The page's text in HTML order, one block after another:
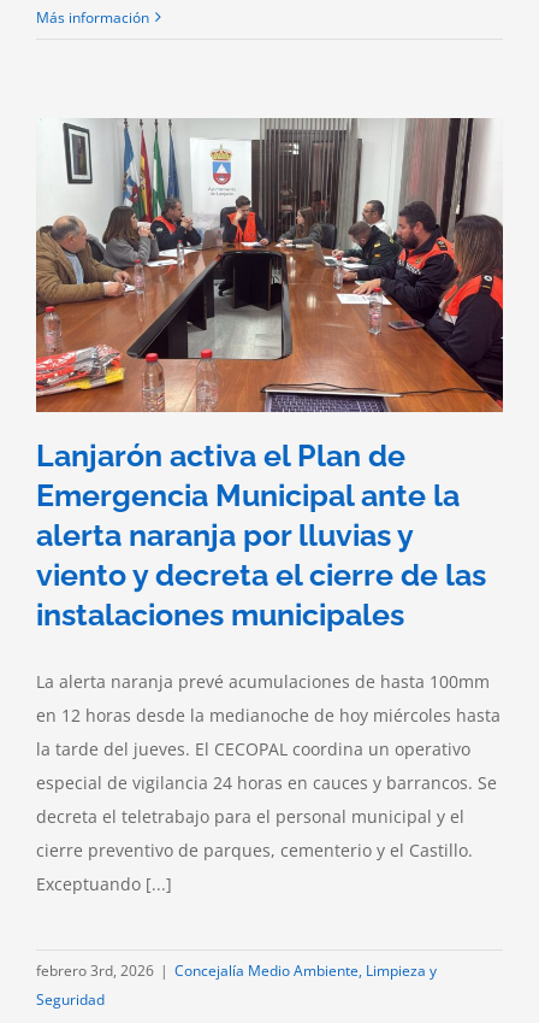
Más información
Lanjarón activa el Plan de
Emergencia Municipal ante la
alerta naranja por lluvias y
viento y decreta el cierre de las
instalaciones municipales
La alerta naranja prevé acumulaciones de hasta 100mm
en 12 horas desde la medianoche de hoy miércoles hasta
la tarde del jueves. El CECOPAL coordina un operativo
especial de vigilancia 24 horas en cauces y barrancos. Se
decreta el teletrabajo para el personal municipal y el
cierre preventivo de parques, cementerio y el Castillo.
Exceptuando [...]
febrero 3rd, 2026 | Concejalía Medio Ambiente, Limpieza y
Seguridad